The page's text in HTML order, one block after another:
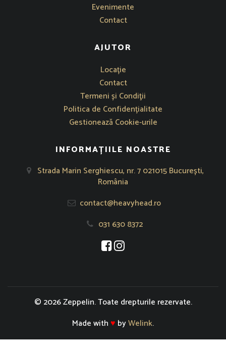
Evenimente
Contact
AJUTOR
Se deschide într-o fereastră nouă
Locație
Contact
Termeni și Condiţii
Politica de Confidențialitate
Gestionează Cookie-urile
INFORMAȚIILE NOASTRE
Strada Marin Serghiescu, nr. 7 021015 București,
România
contact@heavyhead.ro
031 630 8372
Se deschide într-o fereastră nouă
Se deschide într-o fereastră
© 2026 Zeppelin. Toate drepturile rezervate.
Made with♥ byWelink.